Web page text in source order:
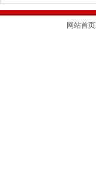
网站首页